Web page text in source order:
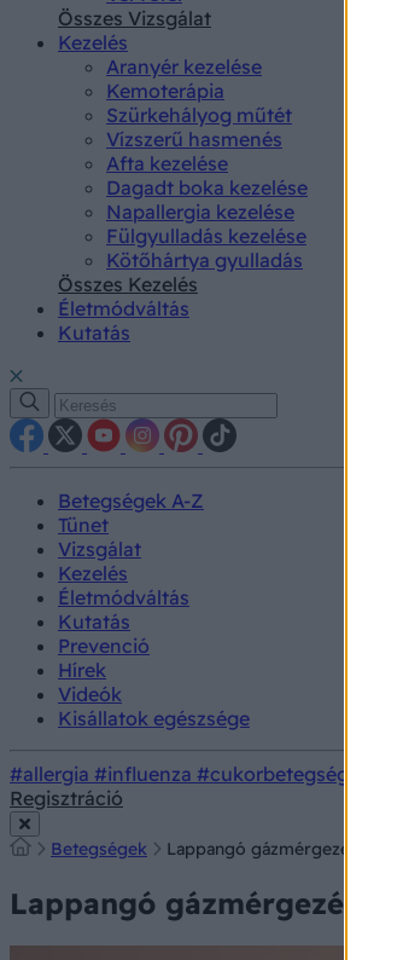
Összes Vizsgálat
Kezelés
Aranyér kezelése
Kemoterápia
Szürkehályog műtét
Vízszerű hasmenés
Afta kezelése
Dagadt boka kezelése
Napallergia kezelése
Fülgyulladás kezelése
Kötőhártya gyulladás
Összes Kezelés
Életmódváltás
Kutatás
Betegségek A-Z
Tünet
Vizsgálat
Kezelés
Életmódváltás
Kutatás
Prevenció
Hírek
Videók
Kisállatok egészsége
#allergia #influenza #cukorbetegség
Regisztráció
Betegségek Lappangó gázmérgezések:
Lappangó